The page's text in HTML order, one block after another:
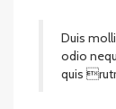
Duis
odio
quis